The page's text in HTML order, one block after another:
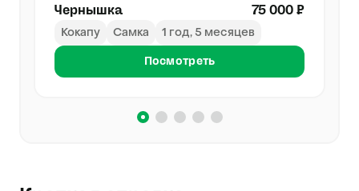
Чернышка 75 000 ₽
Кокапу Самка 1 год, 5 месяцев
Посмотреть